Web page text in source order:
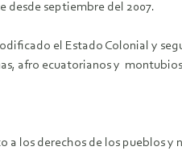
desde septiembre del 2007.
el Estado Colonial y
afro ecuatorianos y
los derechos de los pueblos y